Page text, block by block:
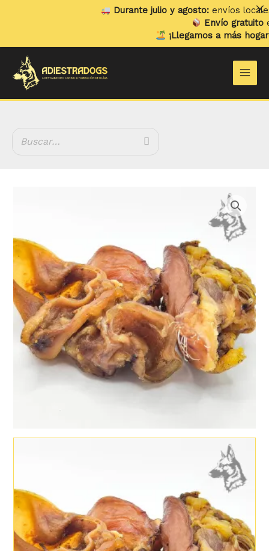
cantidad
Durante julio y agosto:envíos locales y
Envío gratuitoen
¡Llegamos a más hogares!